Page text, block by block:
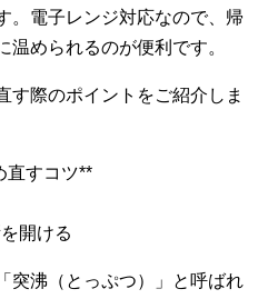
。電子レンジ対応なので、帰
温められるのが便利です。
す際のポイントをご紹介しま
直すコツ**
開ける
突沸（とっぷつ）」と呼ばれ